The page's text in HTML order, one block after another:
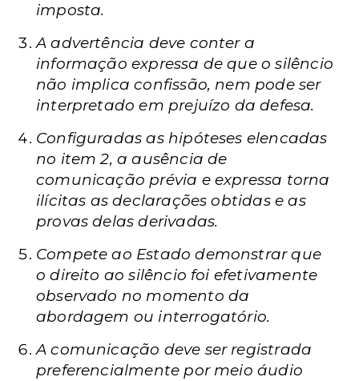
imposta.
A advertência deve conter a
informação expressa de que o silêncio
não implica confissão, nem pode ser
interpretado em prejuízo da defesa.
Configuradas as hipóteses elencadas
no item 2, a ausência de
comunicação prévia e expressa torna
ilícitas as declarações obtidas e as
provas delas derivadas.
Compete ao Estado demonstrar que
o direito ao silêncio foi efetivamente
observado no momento da
abordagem ou interrogatório.
A comunicação deve ser registrada
preferencialmente por meio áudio